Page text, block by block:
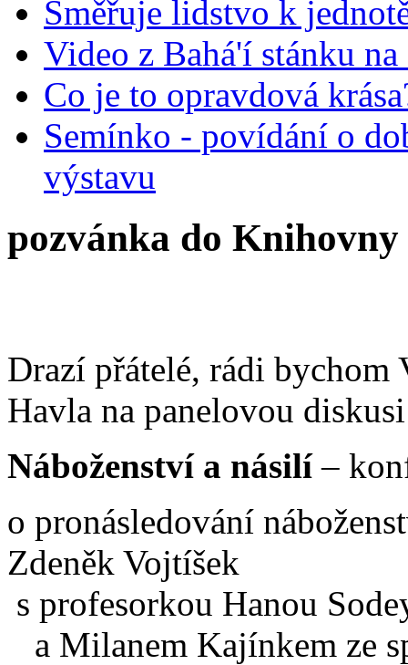
Směřuje lidstvo k
Video z Bahá'í stánku
Co je to opravdová
Semínko - povídání o
výstavu
pozvánka do
Drazí přátelé, rádi
Havla na panelovou
Náboženství a násilí–
o pronásledování
Zdeněk Vojtíšek
s profesorkou Hanou
a Milanem Kajínkem ze